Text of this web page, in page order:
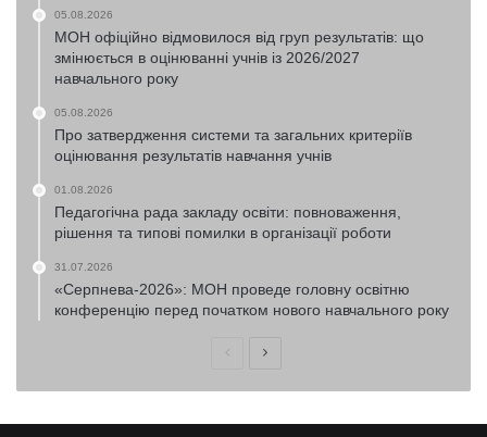
05.08.2026
МОН офіційно відмовилося від груп результатів: що
змінюється в оцінюванні учнів із 2026/2027
навчального року
05.08.2026
Про затвердження системи та загальних критеріїв
оцінювання результатів навчання учнів
01.08.2026
Педагогічна рада закладу освіти: повноваження,
рішення та типові помилки в організації роботи
31.07.2026
«Серпнева-2026»: МОН проведе головну освітню
конференцію перед початком нового навчального року
ПопередняНаступна